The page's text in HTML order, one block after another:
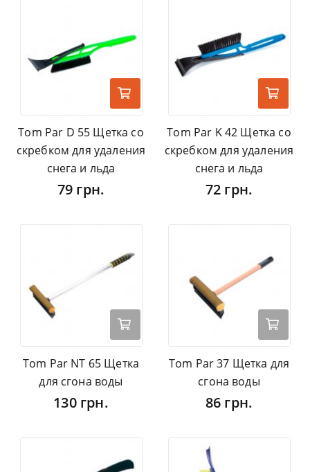
Tom Par D 55 Щетка со
скребком для удаления
снега и льда
79 грн.
Tom Par K 42 Щетка со
скребком для удаления
снега и льда
72 грн.
Tom Par NT 65 Щетка
для сгона воды
130 грн.
Tom Par 37 Щетка для
сгона воды
86 грн.